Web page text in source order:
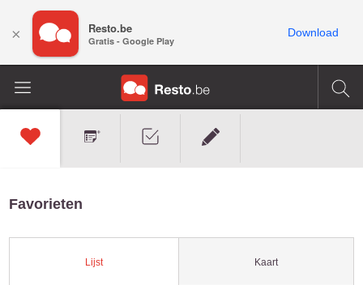
Favorieten
Lijst Kaart
× Resto.be
Gratis - Google Play
Download